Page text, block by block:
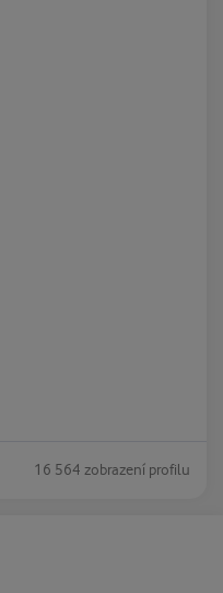
16 564 zobrazení profilu